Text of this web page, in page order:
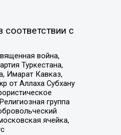
с
война,
Туркестана,
Имарат Кавказ,
от Аллаха Субхану
группа
ячейка,